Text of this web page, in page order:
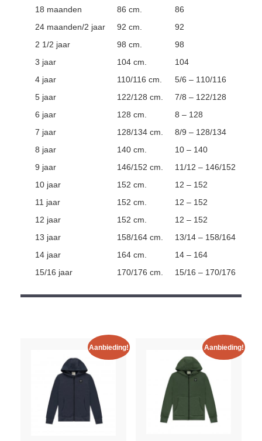
18 maanden 86 cm.
86
24 maanden/2 jaar
92 cm.
92
2 1/2 jaar
98 cm.
98
3 jaar
104 cm.
104
4 jaar
110/116 cm.
5/6 – 110/116
5 jaar
122/128 cm.
7/8 – 122/128
6 jaar
128 cm.
8 – 128
7 jaar
128/134 cm.
8/9 – 128/134
8 jaar
140 cm.
10 – 140
9 jaar
146/152 cm.
11/12 – 146/152
10 jaar
152 cm.
12 – 152
11 jaar
152 cm.
12 – 152
12 jaar
152 cm.
12 – 152
13 jaar
158/164 cm.
13/14 – 158/164
14 jaar
164 cm.
14 – 164
15/16 jaar
170/176 cm. 15/16 – 170/176
Aanbieding! Aanbieding!